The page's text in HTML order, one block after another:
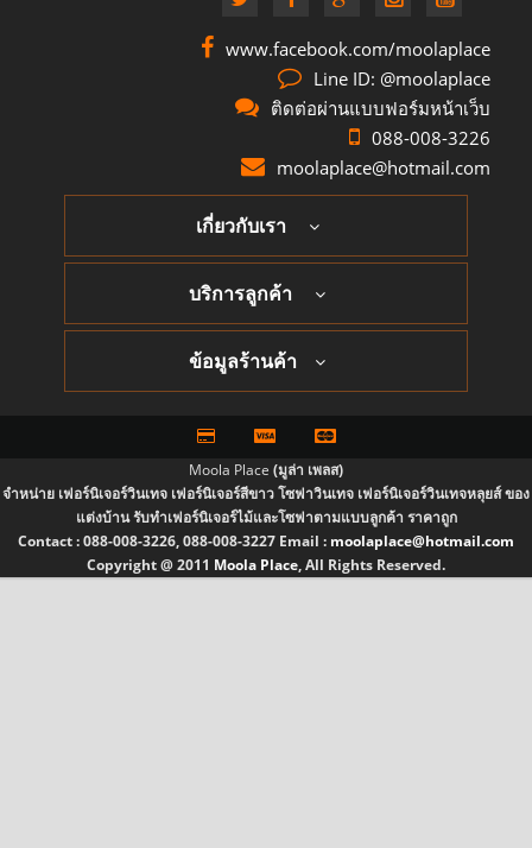
www.facebook.com/moolaplace
Line ID: @moolaplace
ติดต่อผ่านแบบฟอร์มหน้าเว็บ
088-008-3226
moolaplace@hotmail.com
เกี่ยวกับเรา
บริการลูกค้า
ข้อมูลร้านค้า
Moola Place (มูล่า เพลส)
จำหน่าย เฟอร์นิเจอร์วินเทจ เฟอร์นิเจอร์สีขาว โซฟาวินเทจ เฟอร์นิเจอร์วินเทจหลุยส์ ของ
แต่งบ้าน รับทำเฟอร์นิเจอร์ไม้และโซฟาตามแบบลูกค้า ราคาถูก
Contact :088-008-3226, 088-008-3227 Email : moolaplace@hotmail.com
Copyright @ 2011 Moola Place, All Rights Reserved.